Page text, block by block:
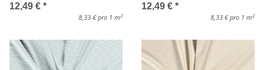
12,49 € *
8,33 € pro 1 m 2
12,49 € *
8,33 € pro 1 m 2